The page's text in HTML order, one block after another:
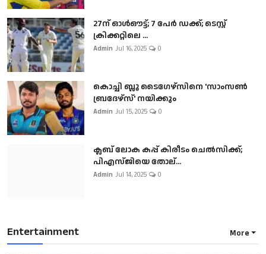
27ന് ഓൾഔട്ട്; 7 പേർ ഡക്ക്; ടെസ്റ്റ്
ക്രിക്കറ്റിലെ ...
Admin Jul 16, 2025 0
കൊച്ചി ബ്ലൂ ടൈഗേഴ്സിനെ 'സാംസൺ
ബ്രദേഴ്സ്' നയിക്കും
Admin Jul 15, 2025 0
ക്ലബ് ലോക കപ്പ് കിരീടം ചെല്‍സിക്ക്;
പിഎസ്ജിയെ തോല്...
Admin Jul 14, 2025 0
Entertainment More